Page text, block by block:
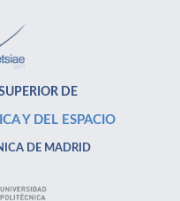
DE
Y DEL ESPACIO
DE MADRID